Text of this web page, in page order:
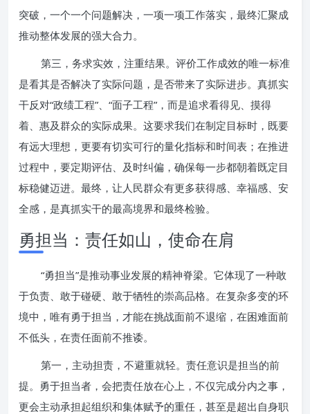
突破，一个一个问题解决，一项一项工作落实，最终汇聚成
推动整体发展的强大合力。
第三，务求实效，注重结果。评价工作成效的唯一标准
是看其是否解决了实际问题，是否带来了实际进步。真抓实
干反对“政绩工程”、“面子工程”，而是追求看得见、摸得
着、惠及群众的实际成果。这要求我们在制定目标时，既要
有远大理想，更要有切实可行的量化指标和时间表；在推进
过程中，要定期评估、及时纠偏，确保每一步都朝着既定目
标稳健迈进。最终，让人民群众有更多获得感、幸福感、安
全感，是真抓实干的最高境界和最终检验。
勇担当：责任如山，使命在肩
“勇担当”是推动事业发展的精神脊梁。它体现了一种敢
于负责、敢于碰硬、敢于牺牲的崇高品格。在复杂多变的环
境中，唯有勇于担当，才能在挑战面前不退缩，在困难面前
不低头，在责任面前不推诿。
第一，主动担责，不避重就轻。责任意识是担当的前
提。勇于担当者，会把责任放在心上，不仅完成分内之事，
更会主动承担起组织和集体赋予的重任，甚至是超出自身职